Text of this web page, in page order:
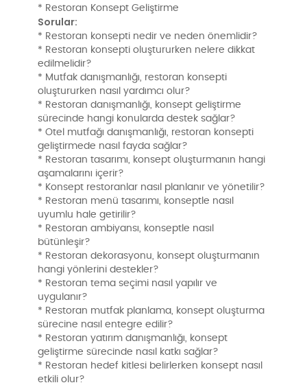
* Restoran Konsept Geliştirme
Sorular:
* Restoran konsepti nedir ve neden önemlidir?
* Restoran konsepti oluştururken nelere dikkat
edilmelidir?
* Mutfak danışmanlığı, restoran konsepti
oluştururken nasıl yardımcı olur?
* Restoran danışmanlığı, konsept geliştirme
sürecinde hangi konularda destek sağlar?
* Otel mutfağı danışmanlığı, restoran konsepti
geliştirmede nasıl fayda sağlar?
* Restoran tasarımı, konsept oluşturmanın hangi
aşamalarını içerir?
* Konsept restoranlar nasıl planlanır ve yönetilir?
* Restoran menü tasarımı, konseptle nasıl
uyumlu hale getirilir?
* Restoran ambiyansı, konseptle nasıl
bütünleşir?
* Restoran dekorasyonu, konsept oluşturmanın
hangi yönlerini destekler?
* Restoran tema seçimi nasıl yapılır ve
uygulanır?
* Restoran mutfak planlama, konsept oluşturma
sürecine nasıl entegre edilir?
* Restoran yatırım danışmanlığı, konsept
geliştirme sürecinde nasıl katkı sağlar?
* Restoran hedef kitlesi belirlerken konsept nasıl
etkili olur?